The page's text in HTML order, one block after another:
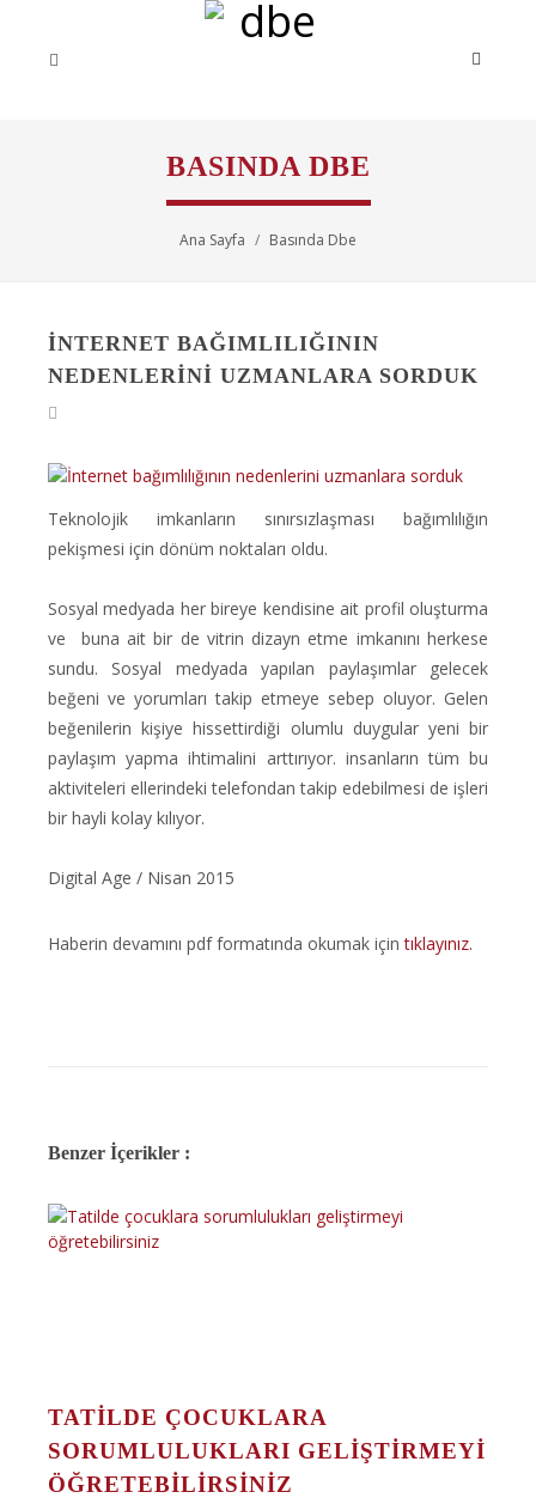
BASINDA DBE
Ana Sayfa Basında Dbe
İNTERNET BAĞIMLILIĞININ
NEDENLERINI UZMANLARA SORDUK
Teknolojik imkanların sınırsızlaşması bağımlılığın
pekişmesi için dönüm noktaları oldu.
Sosyal medyada her bireye kendisine ait profil oluşturma
ve buna ait bir de vitrin dizayn etme imkanını herkese
sundu. Sosyal medyada yapılan paylaşımlar gelecek
beğeni ve yorumları takip etmeye sebep oluyor. Gelen
beğenilerin kişiye hissettirdiği olumlu duygular yeni bir
paylaşım yapma ihtimalini arttırıyor. insanların tüm bu
aktiviteleri ellerindeki telefondan takip edebilmesi de işleri
bir hayli kolay kılıyor.
Digital Age / Nisan 2015
Haberin devamını pdf formatında okumak içintıklayınız.
Benzer İçerikler :
TATILDE ÇOCUKLARA
SORUMLULUKLARI GELIŞTIRMEYI
ÖĞRETEBILIRSINIZ